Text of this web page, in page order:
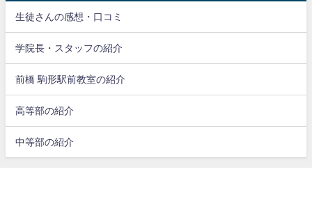
生徒さんの感想・口コミ
学院長・スタッフの紹介
前橋 駒形駅前教室の紹介
高等部の紹介
中等部の紹介